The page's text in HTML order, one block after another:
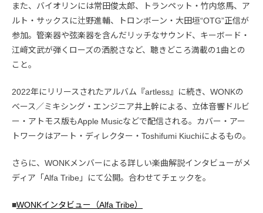
また、バイオリンには常田俊太郎、トランペット・竹内悠馬、ア
ルト・サックスに辻野進輔、トロンボーン・大田垣“OTG”正信が
参加。管楽器や弦楽器を含んだリッチなサウンド、キーボード・
江﨑文武が弾くローズの洒脱さなど、聴きどころ満載の1曲との
こと。
2022年にリリースされたアルバム『artless』に続き、WONKの
ベース／ミキシング・エンジニア井上幹による、立体音響ドルビ
ー・アトモス版もApple Musicなどで配信される。カバー・アー
トワークはアート・ディレクター・Toshifumi Kiuchiによるもの。
さらに、WONKメンバーによる詳しい楽曲解説インタビューがメ
ディア「Alfa Tribe」にて公開。合わせてチェックを。
■WONKインタビュー（Alfa Tribe）